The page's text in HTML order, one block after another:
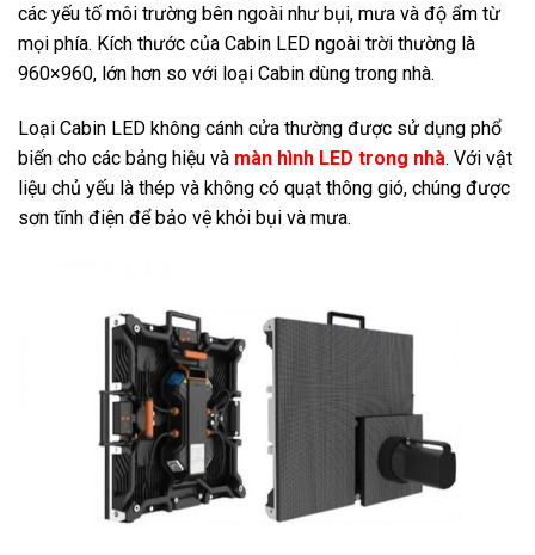
các yếu tố môi trường bên ngoài như bụi, mưa và độ ẩm từ
mọi phía. Kích thước của Cabin LED ngoài trời thường là
960×960, lớn hơn so với loại Cabin dùng trong nhà.
Loại Cabin LED không cánh cửa thường được sử dụng phổ
biến cho các bảng hiệu và màn hình LED trong nhà. Với vật
liệu chủ yếu là thép và không có quạt thông gió, chúng được
sơn tĩnh điện để bảo vệ khỏi bụi và mưa.